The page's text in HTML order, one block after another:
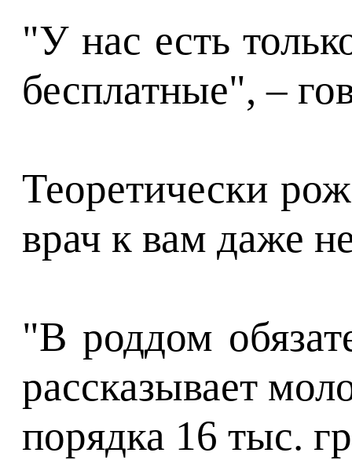
"У нас есть
бесплатные", –
Теоретически
врач к вам даже
"В роддом
рассказывает
порядка 16 тыс.